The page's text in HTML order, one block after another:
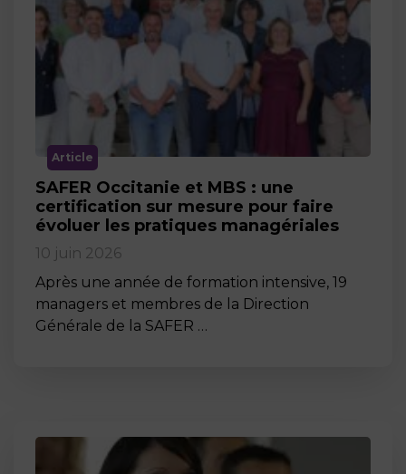
Article
SAFER Occitanie et MBS : une
certification sur mesure pour faire
évoluer les pratiques managériales
10 juin 2026
Après une année de formation intensive, 19
managers et membres de la Direction
Générale de la SAFER …